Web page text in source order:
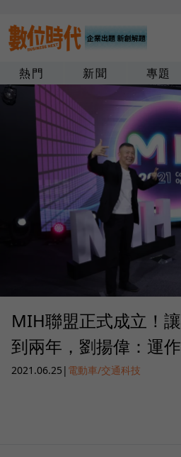
熱門 新聞 專題
MIH聯盟正式成立！
到兩年，劉揚偉：運
2021.06.25 | 電動車/交通科技